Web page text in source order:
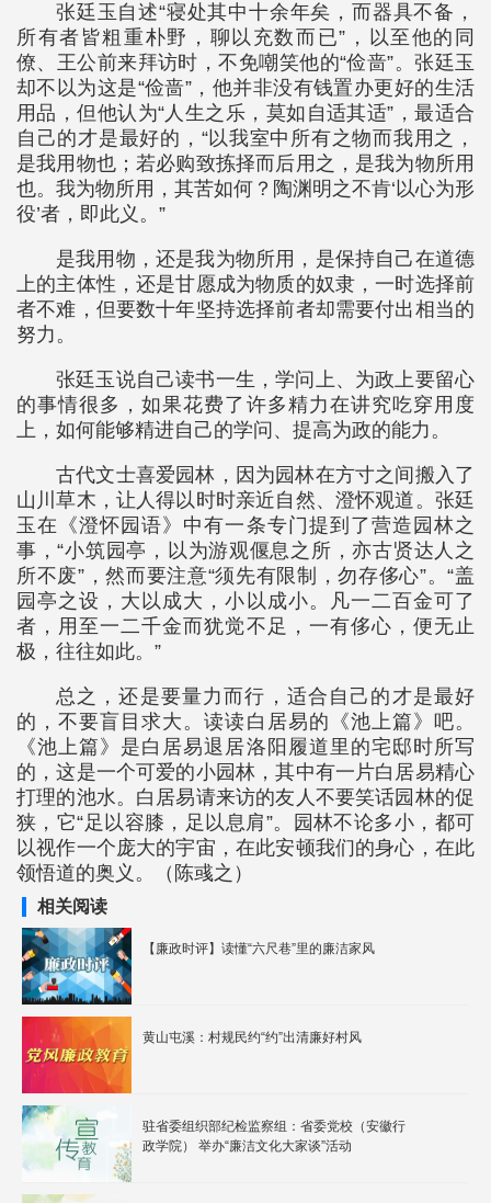
张廷玉自述“寝处其中十余年矣，而器具不备，
所有者皆粗重朴野，聊以充数而已”，以至他的同
僚、王公前来拜访时，不免嘲笑他的“俭啬”。张廷玉
却不以为这是“俭啬”，他并非没有钱置办更好的生活
用品，但他认为“人生之乐，莫如自适其适”，最适合
自己的才是最好的，“以我室中所有之物而我用之，
是我用物也；若必购致拣择而后用之，是我为物所用
也。我为物所用，其苦如何？陶渊明之不肯‘以心为形
役’者，即此义。”
是我用物，还是我为物所用，是保持自己在道德
上的主体性，还是甘愿成为物质的奴隶，一时选择前
者不难，但要数十年坚持选择前者却需要付出相当的
努力。
张廷玉说自己读书一生，学问上、为政上要留心
的事情很多，如果花费了许多精力在讲究吃穿用度
上，如何能够精进自己的学问、提高为政的能力。
古代文士喜爱园林，因为园林在方寸之间搬入了
山川草木，让人得以时时亲近自然、澄怀观道。张廷
玉在《澄怀园语》中有一条专门提到了营造园林之
事，“小筑园亭，以为游观偃息之所，亦古贤达人之
所不废”，然而要注意“须先有限制，勿存侈心”。“盖
园亭之设，大以成大，小以成小。凡一二百金可了
者，用至一二千金而犹觉不足，一有侈心，便无止
极，往往如此。”
总之，还是要量力而行，适合自己的才是最好
的，不要盲目求大。读读白居易的《池上篇》吧。
《池上篇》是白居易退居洛阳履道里的宅邸时所写
的，这是一个可爱的小园林，其中有一片白居易精心
打理的池水。白居易请来访的友人不要笑话园林的促
狭，它“足以容膝，足以息肩”。园林不论多小，都可
以视作一个庞大的宇宙，在此安顿我们的身心，在此
领悟道的奥义。（陈彧之）
相关阅读
【廉政时评】读懂“六尺巷”里的廉洁家风
黄山屯溪：村规民约“约”出清廉好村风
驻省委组织部纪检监察组：省委党校（安徽行
政学院） 举办“廉洁文化大家谈”活动